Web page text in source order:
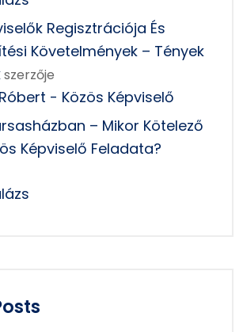
Regisztrációja És
Követelmények – Tények
szerzője
- Közös Képviselő
– Mikor Kötelező
Képviselő Feladata?